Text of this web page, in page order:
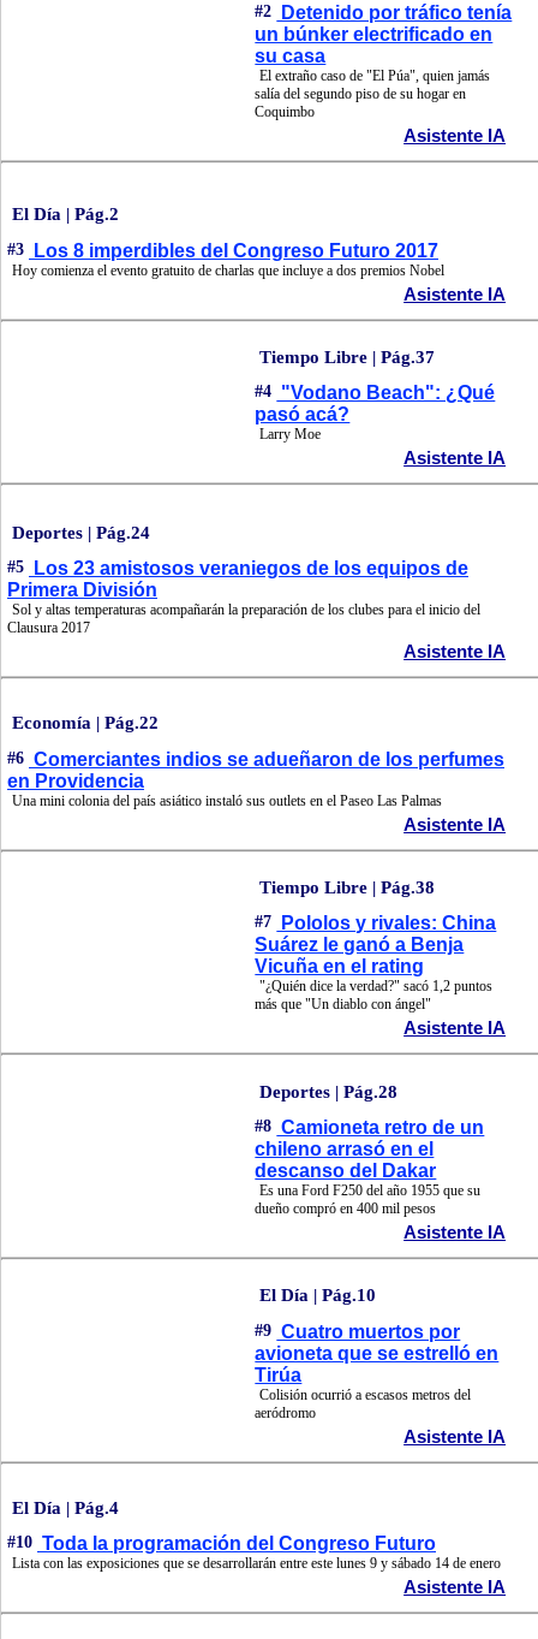
#2
Detenido por tráfico tenía
un búnker electrificado en
su casa
El extraño caso de "El Púa", quien jamás
salía del segundo piso de su hogar en
Coquimbo
Asistente IA
El Día | Pág.2
#3 Los 8 imperdibles del Congreso Futuro 2017
Hoy comienza el evento gratuito de charlas que incluye a dos premios Nobel
Asistente IA
Tiempo Libre | Pág.37
#4 "Vodano Beach": ¿Qué
pasó acá?
Larry Moe
Asistente IA
Deportes | Pág.24
#5
Los 23 amistosos veraniegos de los equipos de
Primera División
Sol y altas temperaturas acompañarán la preparación de los clubes para el inicio del
Clausura 2017
Asistente IA
Economía | Pág.22
#6 Comerciantes indios se adueñaron de los perfumes
en Providencia
Una mini colonia del país asiático instaló sus outlets en el Paseo Las Palmas
Asistente IA
Tiempo Libre | Pág.38
#7
Pololos y rivales: China
Suárez le ganó a Benja
Vicuña en el rating
"¿Quién dice la verdad?" sacó 1,2 puntos
más que "Un diablo con ángel"
Asistente IA
Deportes | Pág.28
#8 Camioneta retro de un
chileno arrasó en el
descanso del Dakar
Es una Ford F250 del año 1955 que su
dueño compró en 400 mil pesos
Asistente IA
El Día | Pág.10
#9 Cuatro muertos por
avioneta que se estrelló en
Tirúa
Colisión ocurrió a escasos metros del
aeródromo
Asistente IA
El Día | Pág.4
#10 Toda la programación del Congreso Futuro
Lista con las exposiciones que se desarrollarán entre este lunes 9 y sábado 14 de enero
Asistente IA